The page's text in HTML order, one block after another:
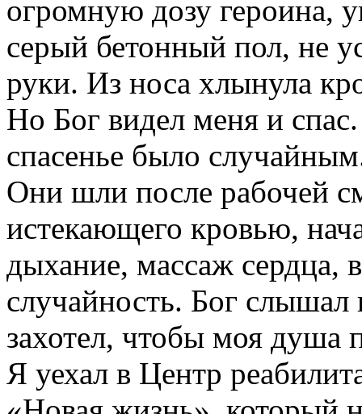
огромную дозу героина,
серый бетонный пол, не
руки. Из носа хлынула
Но Бог видел меня и
спасенье было
Они шли после рабочей
истекающего кровью,
дыхание, массаж сердца,
случайность. Бог
захотел, чтобы моя душа
Я уехал в Центр